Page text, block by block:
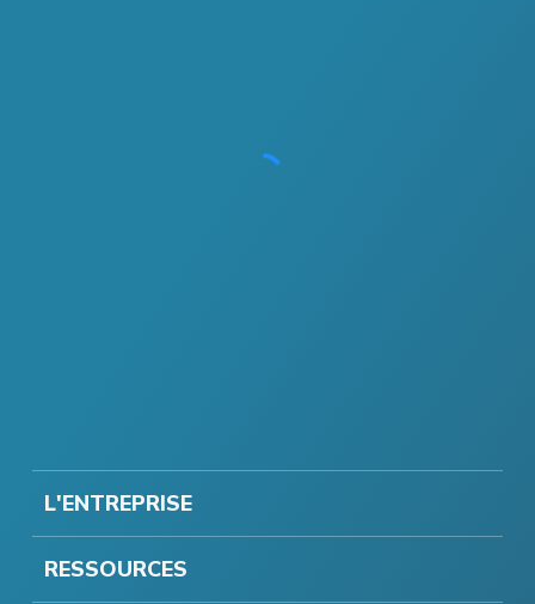
L'ENTREPRISE
RESSOURCES